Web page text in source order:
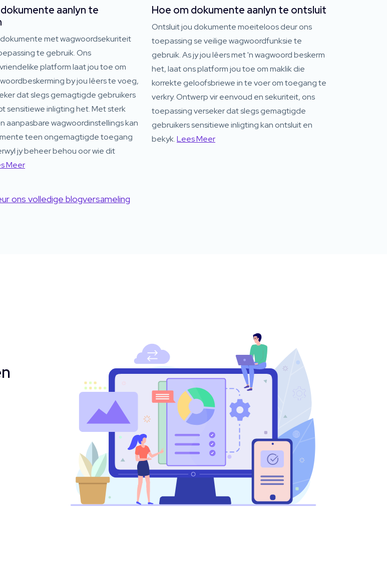
aanlyn te
dokumente met wagwoordsekuriteit
te gebruik. Ons
platform laat jou toe om
by jou lêers te voeg,
dat slegs gemagtigde gebruikers
sensitiewe inligting het. Met sterk
aanpasbare wagwoordinstellings kan
teen ongemagtigde toegang
jy beheer behou oor wie dit
Meer
Hoe om dokumente aanlyn te ontsluit
Ontsluit jou dokumente moeiteloos deur ons
toepassing se veilige wagwoordfunksie te
gebruik. As jy jou lêers met 'n wagwoord beskerm
het, laat ons platform jou toe om maklik die
korrekte geloofsbriewe in te voer om toegang te
verkry. Ontwerp vir eenvoud en sekuriteit, ons
toepassing verseker dat slegs gemagtigde
gebruikers sensitiewe inligting kan ontsluit en
bekyk.Lees Meer
ons volledige blogversameling